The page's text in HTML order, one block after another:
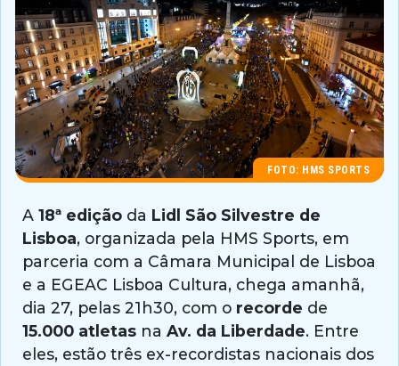
FOTO: HMS SPORTS
A 18ª edição da Lidl São Silvestre de
Lisboa, organizada pela HMS Sports, em
parceria com a Câmara Municipal de Lisboa
e a EGEAC Lisboa Cultura, chega amanhã,
dia 27, pelas 21h30, com o recorde de
15.000 atletas na Av. da Liberdade. Entre
eles, estão três ex-recordistas nacionais dos